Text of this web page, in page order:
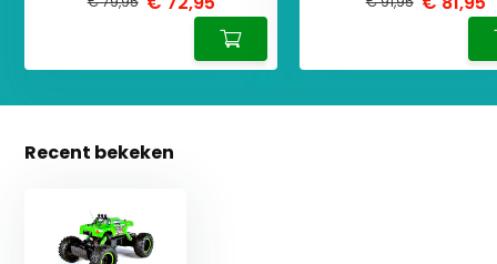
Recent bekeken